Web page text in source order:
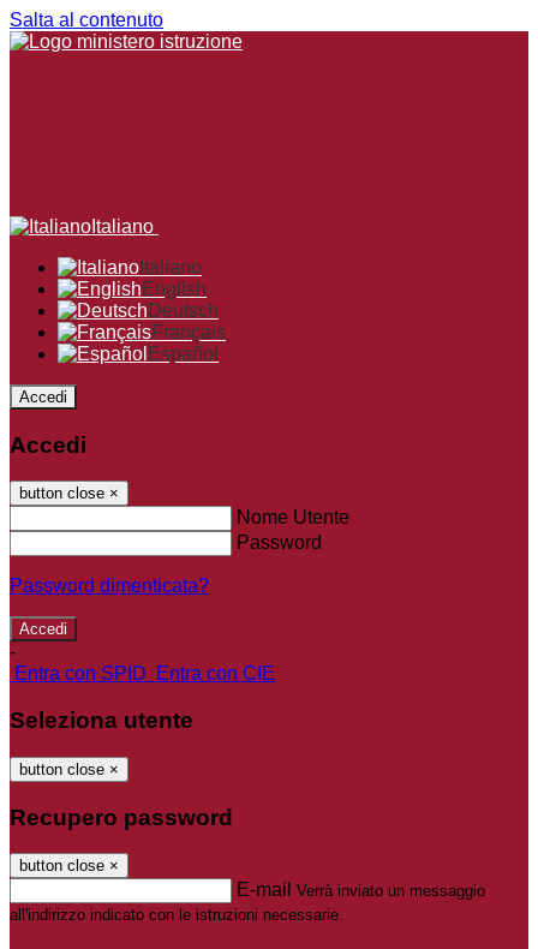
Salta al contenuto
Italiano
Italiano
English
Deutsch
Français
Español
Accedi
Accedi
button close ×
Nome Utente
Password
Password dimenticata?
-
Entra con SPID
Entra con CIE
Seleziona utente
button close ×
Recupero password
button close ×
E-mail Verrà inviato un messaggio
all'indirizzo indicato con le istruzioni necessarie.